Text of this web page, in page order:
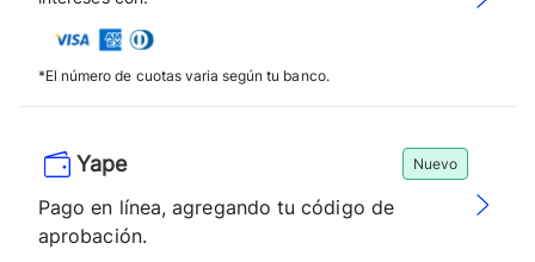
*El número de cuotas varia según tu banco.
Yape Nuevo
Pago en línea, agregando tu código de
aprobación.